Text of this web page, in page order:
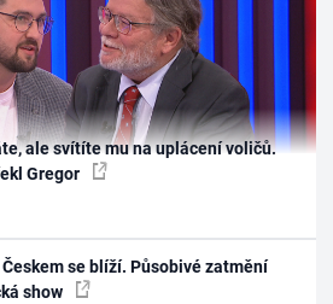
ale svítíte mu na uplácení voličů.
Gregor
se blíží. Působivé zatmění
show